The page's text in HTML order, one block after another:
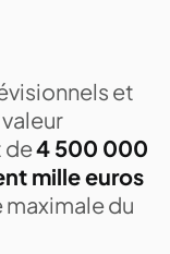
et
de4 500 000
mille euros
maximale du